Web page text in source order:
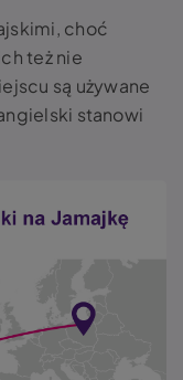
choć
też nie
są używane
stanowi